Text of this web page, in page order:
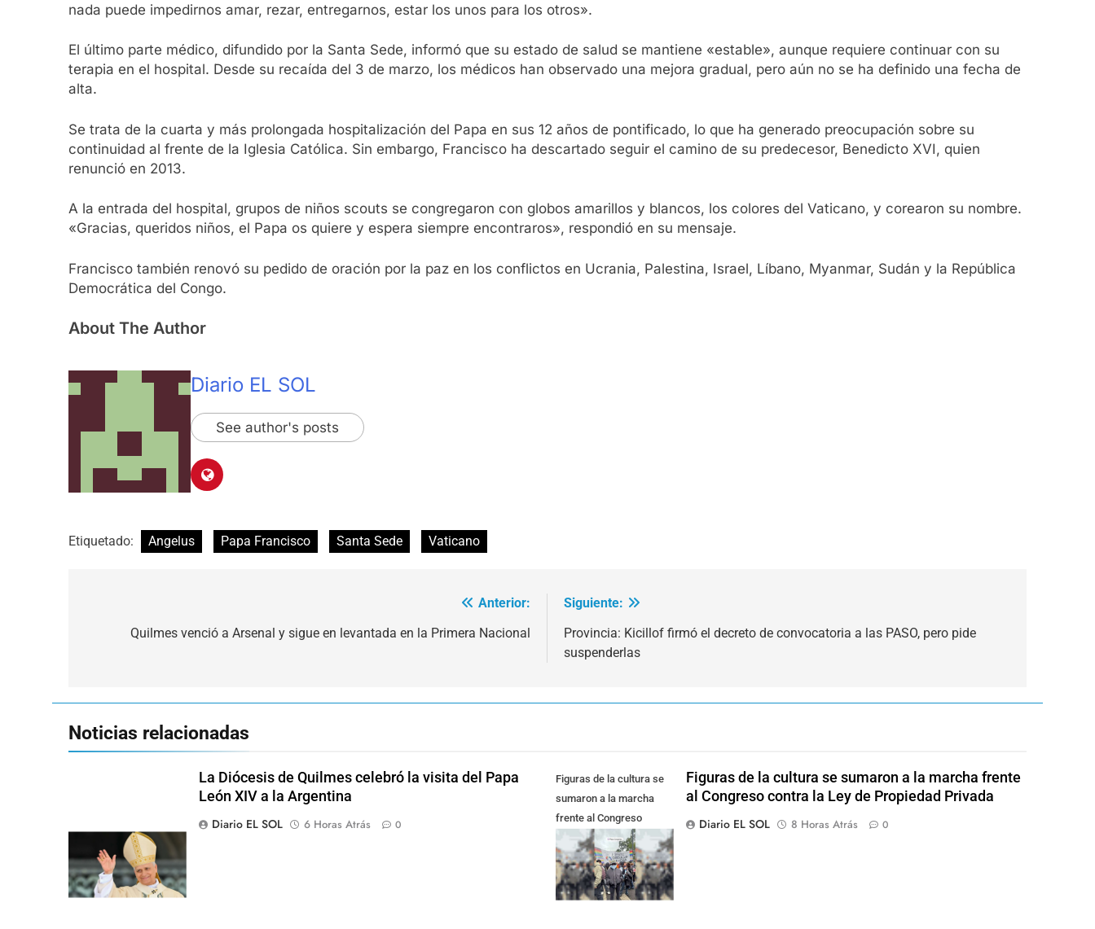
nada puede impedirnos amar, rezar, entregarnos, estar los unos para los otros».
El último parte médico, difundido por la Santa Sede, informó que su estado de salud se mantiene «estable», aunque requiere continuar con su
terapia en el hospital. Desde su recaída del 3 de marzo, los médicos han observado una mejora gradual, pero aún no se ha definido una fecha de
alta.
Se trata de la cuarta y más prolongada hospitalización del Papa en sus 12 años de pontificado, lo que ha generado preocupación sobre su
continuidad al frente de la Iglesia Católica. Sin embargo, Francisco ha descartado seguir el camino de su predecesor, Benedicto XVI, quien
renunció en 2013.
A la entrada del hospital, grupos de niños scouts se congregaron con globos amarillos y blancos, los colores del Vaticano, y corearon su nombre.
«Gracias, queridos niños, el Papa os quiere y espera siempre encontraros», respondió en su mensaje.
Francisco también renovó su pedido de oración por la paz en los conflictos en Ucrania, Palestina, Israel, Líbano, Myanmar, Sudán y la República
Democrática del Congo.
About The Author
Diario EL SOL
See author's posts
Etiquetado: Angelus Papa Francisco Santa Sede Vaticano
Anterior:
Quilmes venció a Arsenal y sigue en levantada en la Primera Nacional
Siguiente:
Provincia: Kicillof firmó el decreto de convocatoria a las PASO, pero pide
suspenderlas
Noticias relacionadas
La Diócesis de Quilmes celebró la visita del Papa
León XIV a la Argentina
Diario EL SOL
6 Horas Atrás 0
Figuras de la cultura se
sumaron a la marcha
frente al Congreso
contra la Ley de
Propiedad Privada
Figuras de la cultura se sumaron a la marcha frente
al Congreso contra la Ley de Propiedad Privada
Diario EL SOL
8 Horas Atrás 0